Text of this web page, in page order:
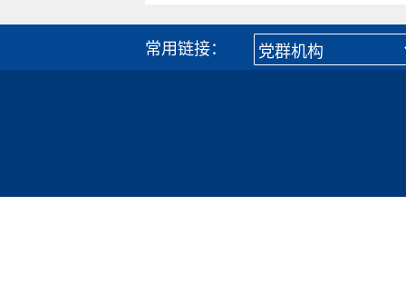
常用链接：